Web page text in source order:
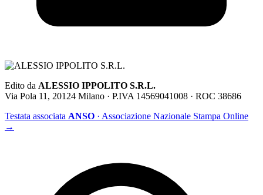
Edito da ALESSIO IPPOLITO S.R.L.
Via Pola 11, 20124 Milano · P.IVA 14569041008 · ROC 38686
Testata associata ANSO · Associazione Nazionale Stampa Online
→